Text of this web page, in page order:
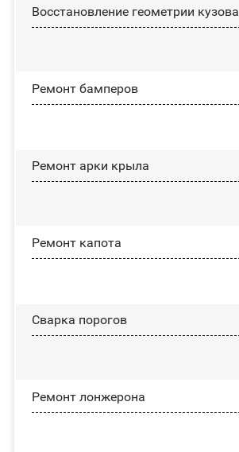
Восстановление геометрии кузова
Ремонт бамперов
Ремонт арки крыла
Ремонт капота
Сварка порогов
Ремонт лонжерона